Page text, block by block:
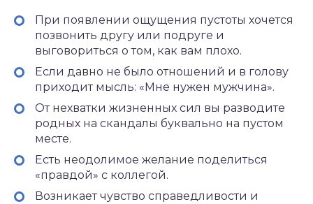
При появлении ощущения пустоты хочется
позвонить другу или подруге и
выговориться о том, как вам плохо.
Если давно не было отношений и в голову
приходит мысль: «Мне нужен мужчина».
От нехватки жизненных сил вы разводите
родных на скандалы буквально на пустом
месте.
Есть неодолимое желание поделиться
«правдой» с коллегой.
Возникает чувство справедливости и